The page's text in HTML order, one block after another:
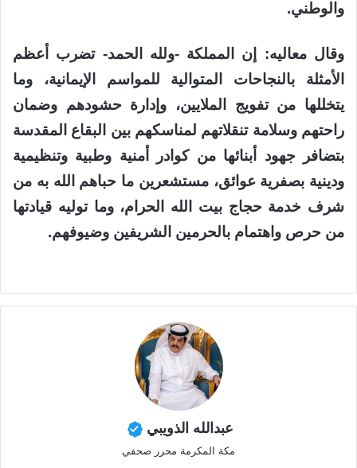
والوطني.
‏وقال معاليه: إن المملكة -ولله الحمد- تضرب أعظم
الأمثلة بالنجاحات المتوالية للمواسم الإيمانية، وما
يتخللها من تفويج الملايين، وإدارة حشودهم وضمان
راحتهم وسلامة تنقلاتهم لمناسكهم بين البقاع المقدسة
بتضافر جهود أبنائها من كوادر أمنية وطبية وتنظيمية
ودينية بصفرية عوائق، مستشعرين ما حباهم الله به من
شرف خدمة حجاج بيت الله الحرام، وما توليه قيادتها
من حرص واهتمام بالحرمين الشريفين وضيوفهم.
عبدالله الذويبي
مكة المكرمة محرر صحفي